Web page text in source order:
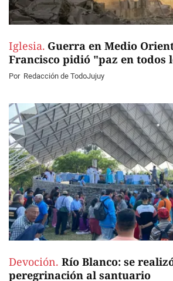
Iglesia. Guerra en Medio
Francisco pidió "paz en todos
Por Redacción de TodoJujuy
Devoción. Río Blanco: se
peregrinación al santuario